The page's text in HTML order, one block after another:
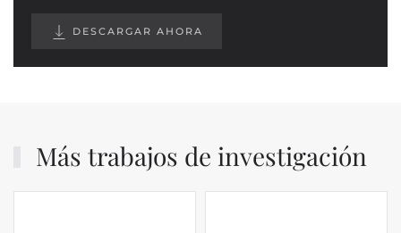
DESCARGAR AHORA
Más trabajos de investigación